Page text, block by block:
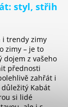
styl, střih
i trendy zimy
zimy – je to
dojem z vašeho
přednosti
zahřát i
Kabát
si lidé